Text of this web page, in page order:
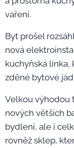
vaření.
Byt prošel
nová
kuchyňská linka,
zděné bytové
Velkou výhodou
nových větších
bydlení, ale i
rovněž sklep,